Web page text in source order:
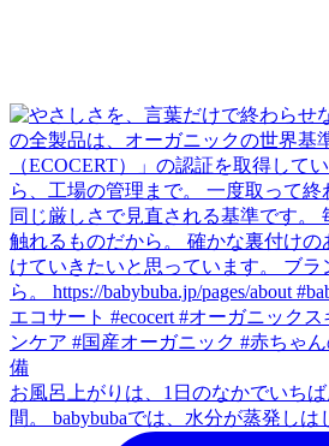
お風呂上がりは、1日のなかでいち
間。 babybubaでは、水分が蒸発しは